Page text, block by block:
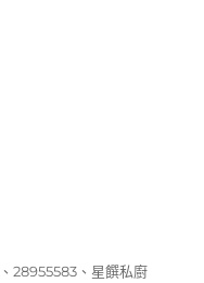
、28955583 、 星饌私廚